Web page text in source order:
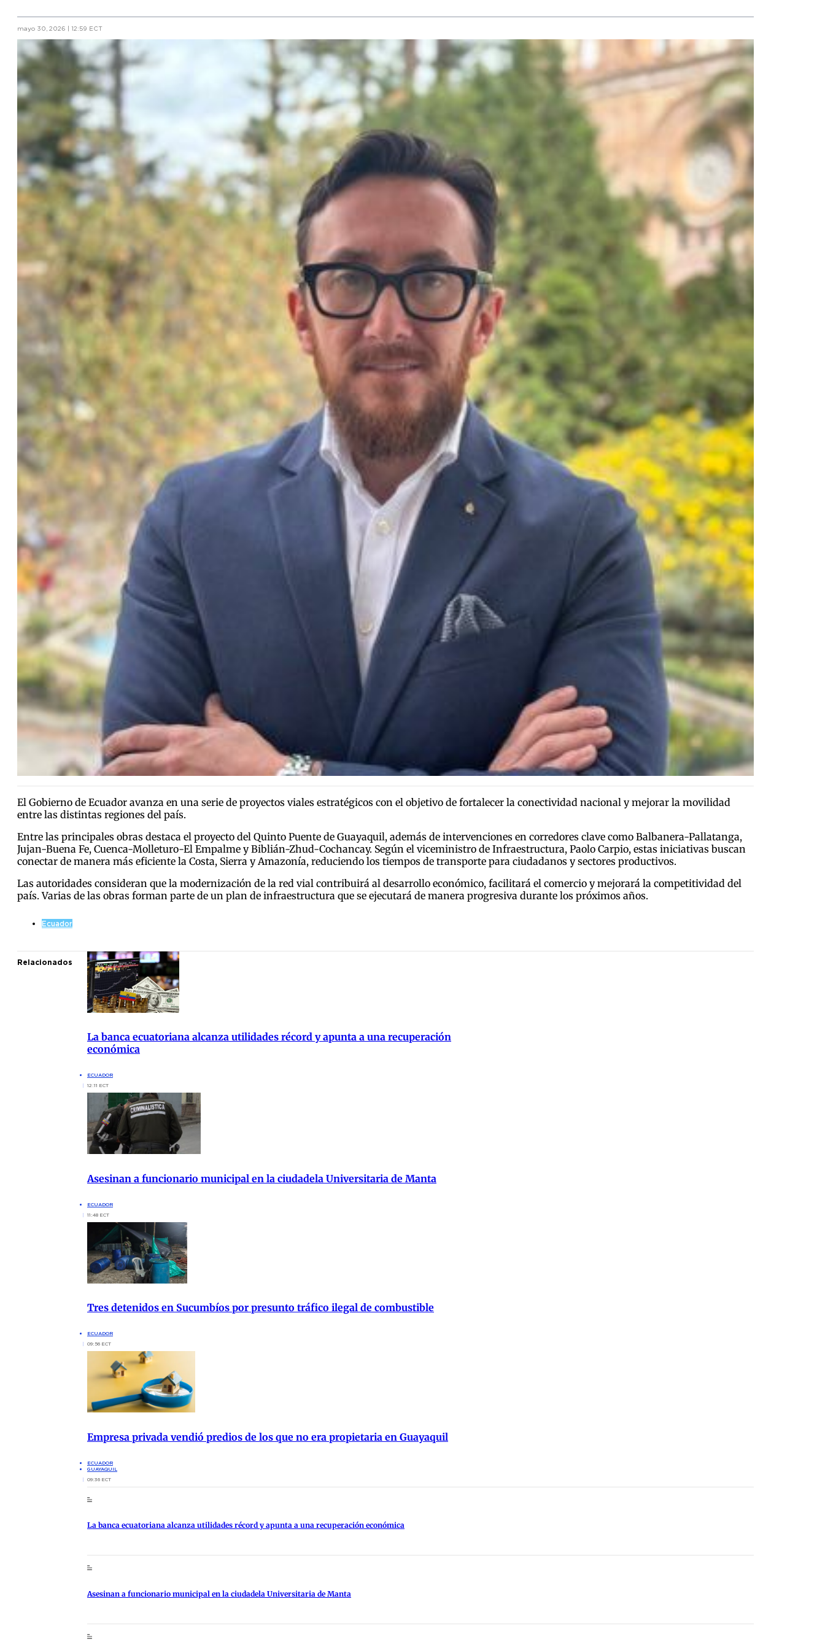
mayo 30, 2026 | 12:59 ECT
El Gobierno de Ecuador avanza en una serie de proyectos viales estratégicos con el objetivo de fortalecer la conectividad nacional y mejorar la movilidad
entre las distintas regiones del país.
Entre las principales obras destaca el proyecto del Quinto Puente de Guayaquil, además de intervenciones en corredores clave como Balbanera-Pallatanga,
Jujan-Buena Fe, Cuenca-Molleturo-El Empalme y Biblián-Zhud-Cochancay. Según el viceministro de Infraestructura, Paolo Carpio, estas iniciativas buscan
conectar de manera más eficiente la Costa, Sierra y Amazonía, reduciendo los tiempos de transporte para ciudadanos y sectores productivos.
Las autoridades consideran que la modernización de la red vial contribuirá al desarrollo económico, facilitará el comercio y mejorará la competitividad del
país. Varias de las obras forman parte de un plan de infraestructura que se ejecutará de manera progresiva durante los próximos años.
Ecuador
Relacionados
La banca ecuatoriana alcanza utilidades récord y apunta a una recuperación
económica
ECUADOR
12:11 ECT
Asesinan a funcionario municipal en la ciudadela Universitaria de Manta
ECUADOR
11:48 ECT
Tres detenidos en Sucumbíos por presunto tráfico ilegal de combustible
ECUADOR
09:56 ECT
Empresa privada vendió predios de los que no era propietaria en Guayaquil
ECUADOR
GUAYAQUIL
09:36 ECT
La banca ecuatoriana alcanza utilidades récord y apunta a una recuperación económica
Asesinan a funcionario municipal en la ciudadela Universitaria de Manta